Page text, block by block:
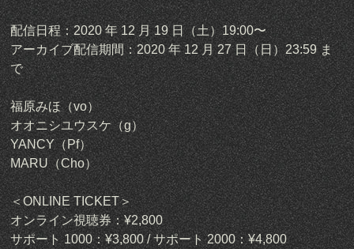
配信日程：2020 年 12 月 19 日（土）19:00〜
アーカイブ配信期間：2020 年 12 月 27 日（日）23:59 ま
で
福原みほ（vo）
オオニシユウスケ（g）
YANCY（Pf）
MARU（Cho）
＜ONLINE TICKET＞
オンライン視聴券：¥2,800
サポート 1000：¥3,800 / サポート 2000：¥4,800